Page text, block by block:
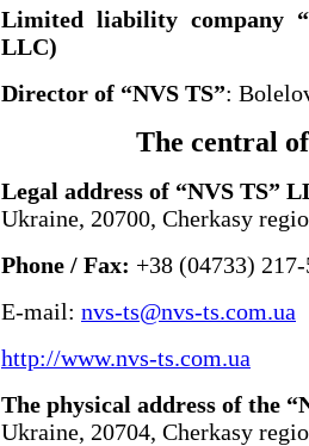
Limited liability company
LLC)
Director of “NVS TS”:
The central
Legal address of “NVS TS”
Ukraine, 20700, Cherkasy
Phone / Fax: +38 (04733)
E-mail: nvs-ts@nvs-ts.com.ua
http://www.nvs-ts.com.ua
The physical address of the
Ukraine, 20704, Cherkasy